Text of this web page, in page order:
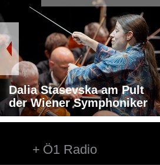
Dalia Stasevska am Pult
der Wiener Symphoniker
Ö1 Radio